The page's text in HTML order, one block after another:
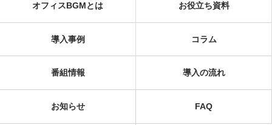
オフィスBGMとは お役立ち資料
導入事例 コラム
番組情報 導入の流れ
お知らせ FAQ